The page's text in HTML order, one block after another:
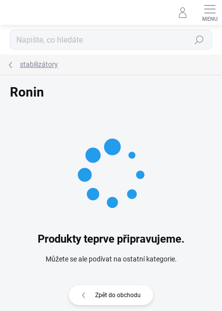
Hledat
stabilizátory
Ronin
Produkty teprve připravujeme.
Můžete se ale podívat na ostatní kategorie.
Zpět do obchodu